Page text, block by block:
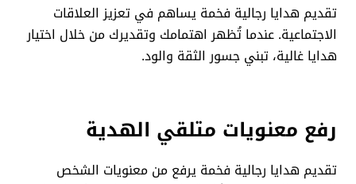
تقديم هدايا رجالية فخمة يساهم في تعزيز العلاقات
الاجتماعية. عندما تُظهر اهتمامك وتقديرك من خلال اختيار
هدايا غالية، تبني جسور الثقة والود.
رفع معنويات متلقي الهدية
تقديم هدايا رجالية فخمة يرفع من معنويات الشخص